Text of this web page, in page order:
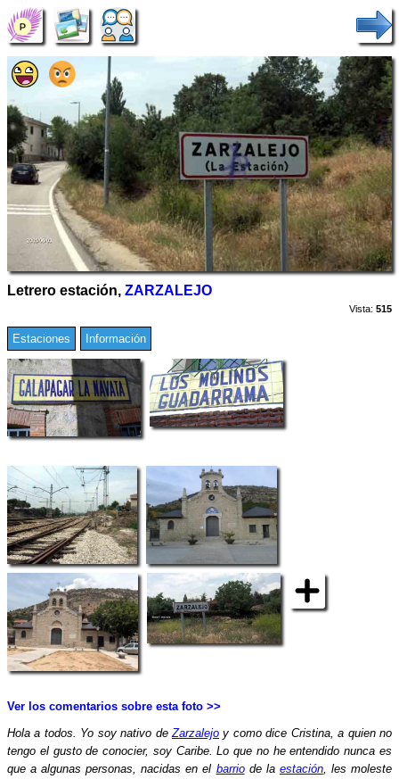
Letrero estación, ZARZALEJO
Vista: 515
Estaciones Información
Ver los comentarios sobre esta foto >>
Hola a todos. Yo soy nativo deZarzalejo y como dice Cristina, a quien no
tengo el gusto de conocier, soy Caribe. Lo que no he entendido nunca es
que a algunas personas, nacidas en el barriode la estación, les moleste